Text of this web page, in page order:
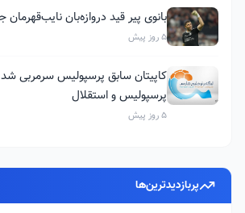
بانوی پیر قید دروازه‌بان نایب‌قهرمان
5 روز پیش
کاپیتان سابق پرسپولیس سرمربی
پرسپولیس و استقلال
5 روز پیش
پربازدیدترین‌ها